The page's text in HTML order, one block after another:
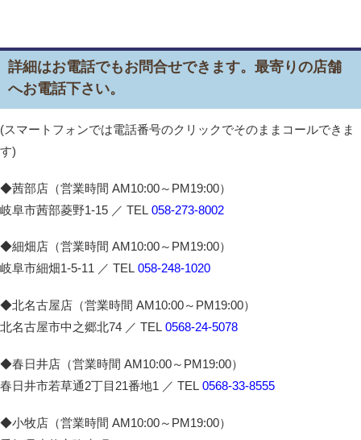
詳細はお電話でもお問合せできます。最寄りの店舗
へお電話下さい。
(スマートフォンでは電話番号のクリックでそのままコールできま
す)
◆茜部店（営業時間 AM10:00～PM19:00）
岐阜市茜部菱野1-15 ／ TEL 058-273-8002
◆細畑店（営業時間 AM10:00～PM19:00）
岐阜市細畑1-5-11 ／ TEL 058-248-1020
◆北名古屋店（営業時間 AM10:00～PM19:00）
北名古屋市中之郷北74 ／ TEL 0568-24-5078
◆春日井店（営業時間 AM10:00～PM19:00）
春日井市若草通2丁目21番地1 ／ TEL 0568-33-8555
◆小牧店（営業時間 AM10:00～PM19:00）